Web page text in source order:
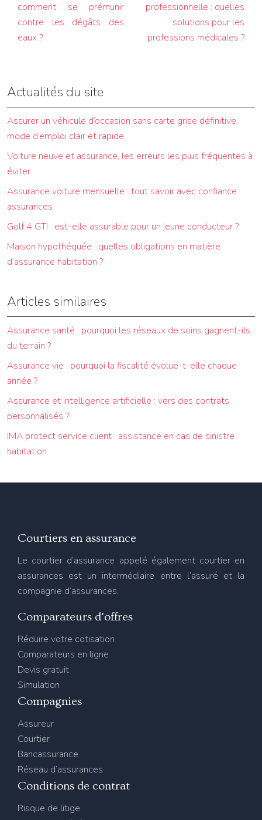
comment se prémunir
contre les dégâts des
eaux ?
professionnelle : quelles
solutions pour les
professions médicales ?
Actualités du site
Assurer un véhicule d’occasion sans carte grise définitive,
mode d’emploi clair et rapide
Voiture neuve et assurance, les erreurs les plus fréquentes à
éviter
Assurance voiture mensuelle : tout savoir avec confiance
assurances
Golf 4 GTI : est-elle assurable pour un jeune conducteur ?
Maison hypothéquée : quelles obligations en matière
d’assurance habitation ?
Articles similaires
Assurance santé : pourquoi les réseaux de soins gagnent-ils
du terrain ?
Assurance vie : pourquoi la fiscalité évolue-t-elle chaque
année ?
Assurance et intelligence artificielle : vers des contrats
personnalisés ?
IMA protect service client : assistance en cas de sinistre
habitation
Courtiers en assurance
Le courtier d’assurance appelé également courtier en
assurances est un intermédiaire entre l’assuré et la
compagnie d’assurances.
Comparateurs d’offres
Réduire votre cotisation
Comparateurs en ligne
Devis gratuit
Simulation
Compagnies
Assureur
Courtier
Bancassurance
Réseau d’assurances
Conditions de contrat
Risque de litige